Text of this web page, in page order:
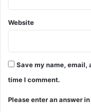
Website
Save my name, email,
time I comment.
Please enter an answer